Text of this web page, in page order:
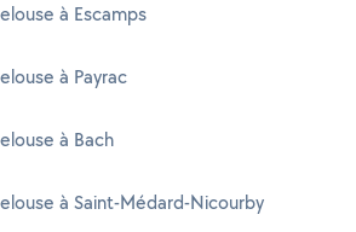
à Escamps
à Payrac
à Bach
à Saint-Médard-Nicourby